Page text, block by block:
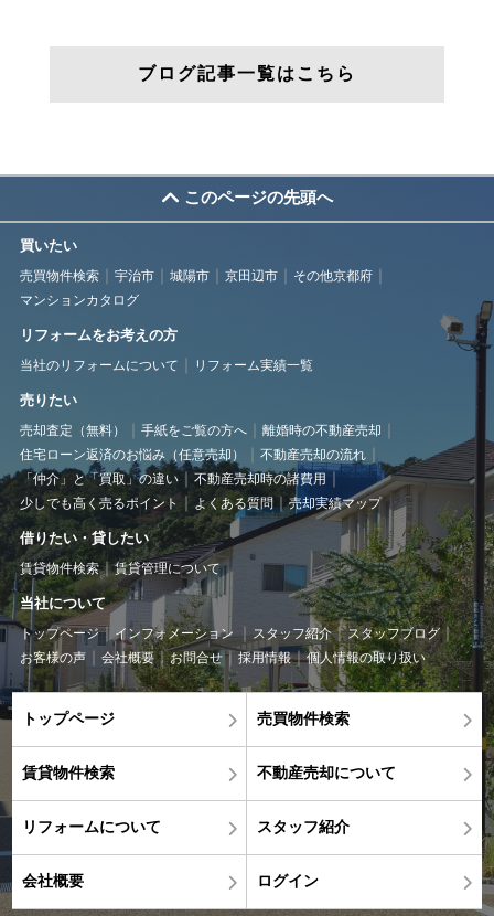
ブログ記事一覧はこちら
このページの先頭へ
買いたい
売買物件検索 宇治市 城陽市 京田辺市
その他京都府
マンションカタログ
リフォームをお考えの方
当社のリフォームについて リフォーム実績一覧
売りたい
売却査定（無料） 手紙をご覧の方へ
離婚時の不動産売却
住宅ローン返済のお悩み（任意売却）
不動産売却の流れ
「仲介」と「買取」の違い
不動産売却時の諸費用
少しでも高く売るポイント
よくある質問 売却実績マップ
借りたい・貸したい
賃貸物件検索 賃貸管理について
当社について
トップページ インフォメーション スタッフ紹介
スタッフブログ
お客様の声
会社概要 お問合せ 採用情報 個人情報の取り扱い
トップページ 売買物件検索
賃貸物件検索 不動産売却について
リフォームについて スタッフ紹介
会社概要 ログイン